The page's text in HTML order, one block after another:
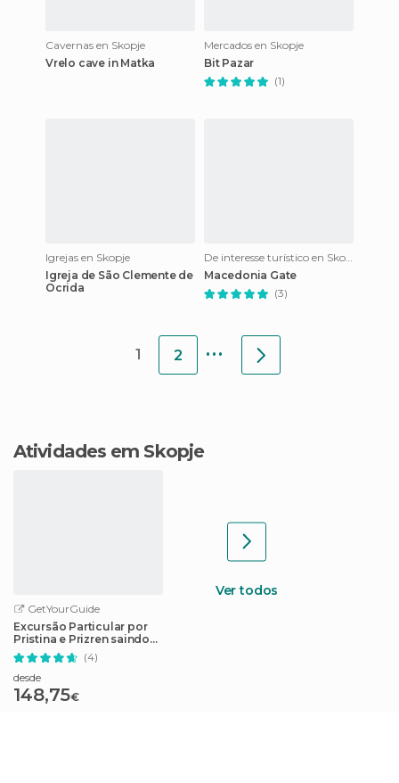
Cavernas en Skopje
Vrelo cave in Matka
Mercados en Skopje
Bit Pazar
(1)
Igrejas en Skopje
Igreja de São Clemente de
Ocrida
De interesse turístico en Skopje
Macedonia Gate
(3)
1 2 ...
Atividades em Skopje
GetYourGuide
Excursão Particular por
Pristina e Prizren saindo
de Escópia
(4)
desde
148,75€
Ver todos